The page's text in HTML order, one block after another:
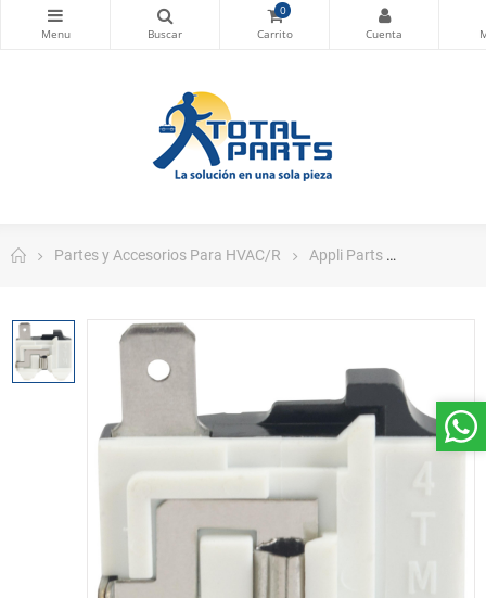
0
Partes y Accesorios Para HVAC/R Appli Parts